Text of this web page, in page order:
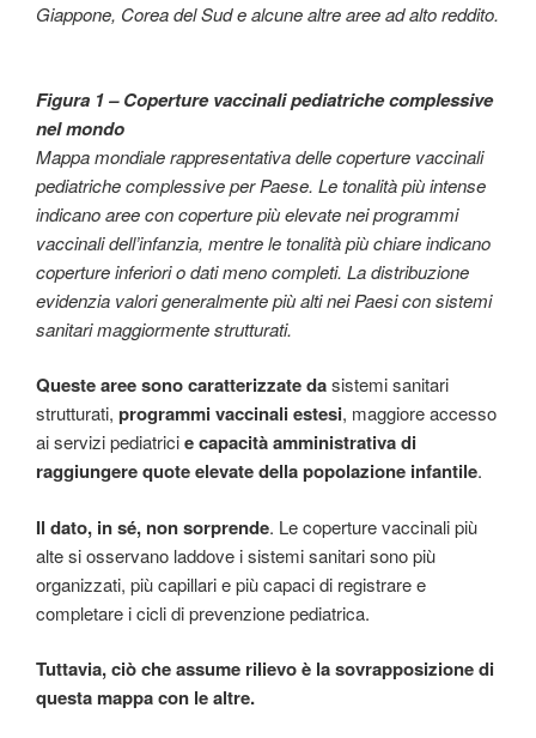
Giappone, Corea del Sud e alcune altre aree ad alto reddito.
Figura 1 – Coperture vaccinali pediatriche complessive
nel mondo
Mappa mondiale rappresentativa delle coperture vaccinali
pediatriche complessive per Paese. Le tonalità più intense
indicano aree con coperture più elevate nei programmi
vaccinali dell’infanzia, mentre le tonalità più chiare indicano
coperture inferiori o dati meno completi. La distribuzione
evidenzia valori generalmente più alti nei Paesi con sistemi
sanitari maggiormente strutturati.
Queste aree sono caratterizzate dasistemi sanitari
strutturati, programmi vaccinali estesi, maggiore accesso
ai servizi pediatricie capacità amministrativa di
raggiungere quote elevate della popolazione infantile.
Il dato, in sé, non sorprende. Le coperture vaccinali più
alte si osservano laddove i sistemi sanitari sono più
organizzati, più capillari e più capaci di registrare e
completare i cicli di prevenzione pediatrica.
Tuttavia, ciò che assume rilievo è la sovrapposizione di
questa mappa con le altre.